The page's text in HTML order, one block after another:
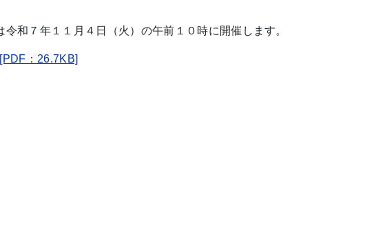
和７年１１月４日（火）の午前１０時に開催します。
：26.7KB]